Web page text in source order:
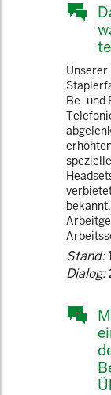
Unserer
Be- und
Stand:
Dialog: